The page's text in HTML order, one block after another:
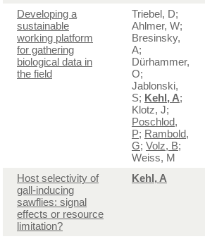
Developing a
sustainable
working platform
for gathering
biological data in
the field
Triebel, D;
Ahlmer, W;
Bresinsky,
A;
Dürhammer,
O;
Jablonski,
S; Kehl, A;
Klotz, J;
Poschlod,
P; Rambold,
G; Volz, B;
Weiss, M
Host selectivity of
gall-inducing
sawflies: signal
effects or resource
limitation?
Kehl, A